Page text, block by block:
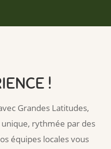
!
Grandes Latitudes,
rythmée par des
équipes locales vous